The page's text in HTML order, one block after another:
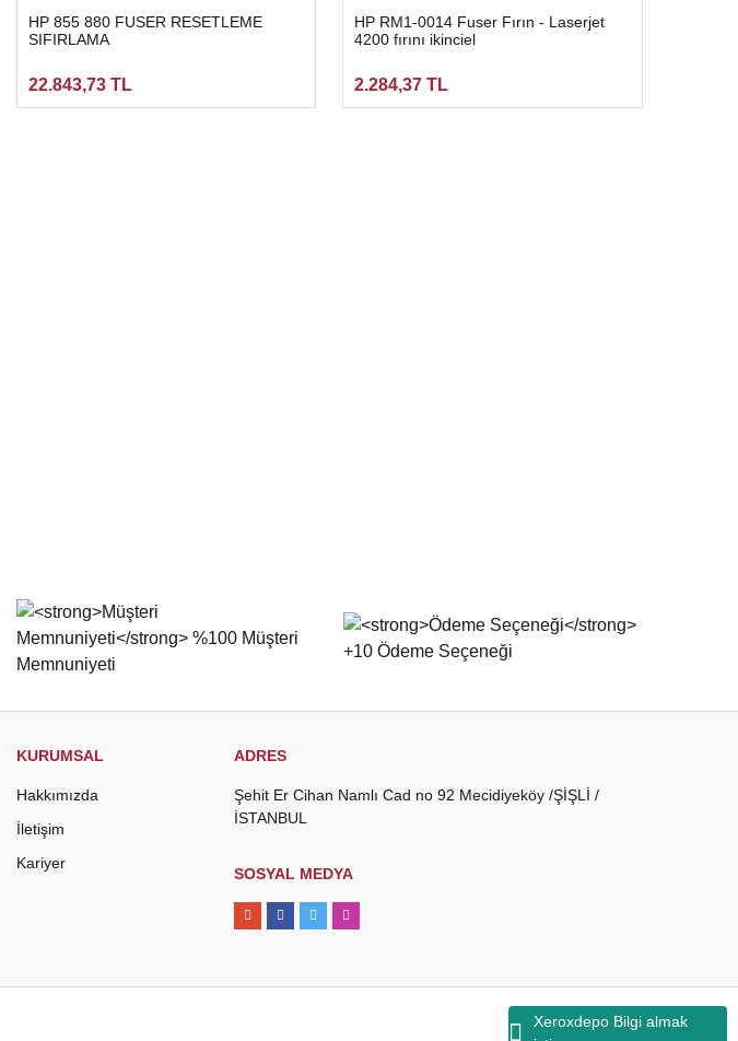
Xeroxdepo Bilgi almak
HP 855 880 FUSER RESETLEME
SIFIRLAMA
22.843,73 TL
HP RM1-0014 Fuser Fırın - Laserjet
4200 fırını ikinciel
2.284,37 TL
KURUMSAL
Hakkımızda
İletişim
Kariyer
ADRES
Şehit Er Cihan Namlı Cad no 92 Mecidiyeköy /ŞİŞLİ /
İSTANBUL
SOSYAL MEDYA